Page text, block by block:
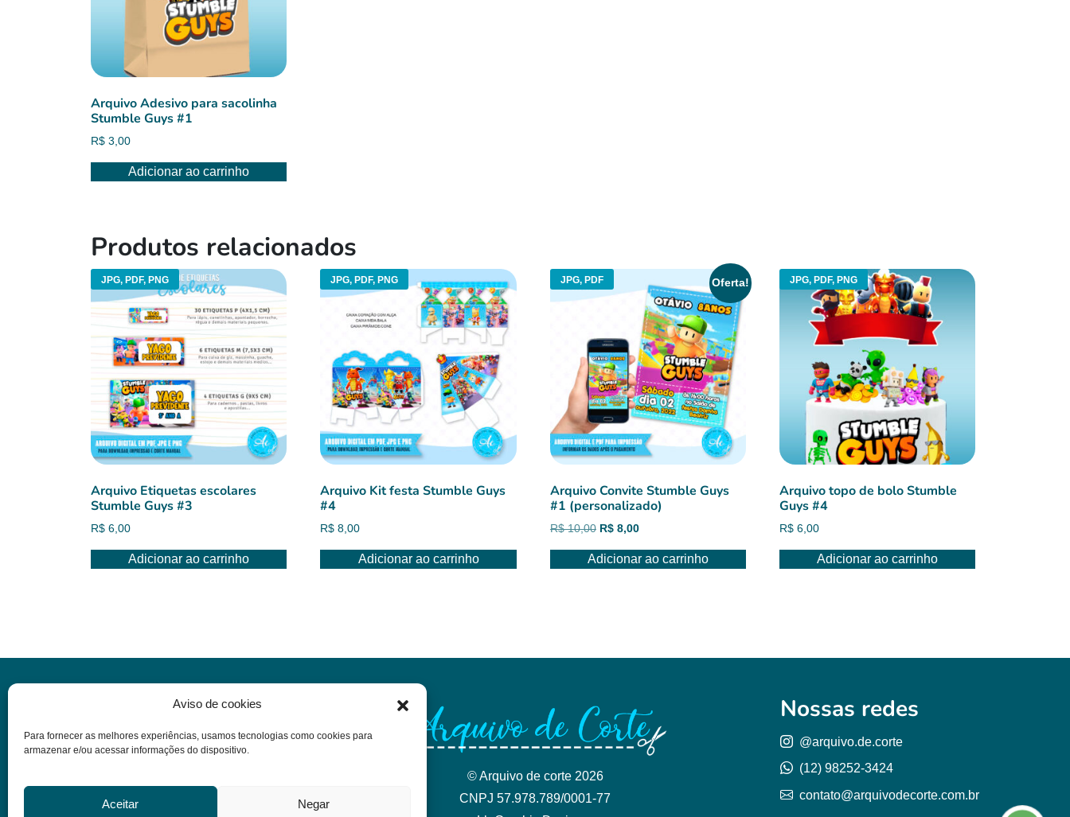
Aviso de cookies
Para fornecer as melhores experiências, usamos tecnologias como cookies para
armazenar e/ou acessar informações do dispositivo.
Aceitar Negar
Arquivo Adesivo para sacolinha
Stumble Guys #1
R$ 3,00
Adicionar ao carrinho
Produtos relacionados
JPG, PDF, PNG
Arquivo Etiquetas escolares
Stumble Guys #3
R$ 6,00
Adicionar ao carrinho
JPG, PDF, PNG
Arquivo Kit festa Stumble Guys
#4
R$ 8,00
Adicionar ao carrinho
JPG, PDF Oferta!
Arquivo Convite Stumble Guys
#1 (personalizado)
R$10,00 O
original
R$8,00O
atual
Adicionar ao carrinho
JPG, PDF, PNG
Arquivo topo de bolo Stumble
Guys #4
R$ 6,00
Adicionar ao carrinho
Informações
Dúvidas
© Arquivo de corte 2026
CNPJ 57.978.789/0001-77
Nossas redes
@arquivo.de.corte
(12) 98252-3424
contato@arquivodecorte.com.br